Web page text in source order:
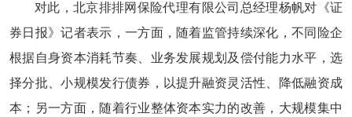
对此，北京排排网保险代理有限公司总经理杨帆对《证
券日报》记者表示，一方面，随着监管持续深化，不同险企
根据自身资本消耗节奏、业务发展规划及偿付能力水平，选
择分批、小规模发行债券，以提升融资灵活性、降低融资成
本；另一方面，随着行业整体资本实力的改善，大规模集中